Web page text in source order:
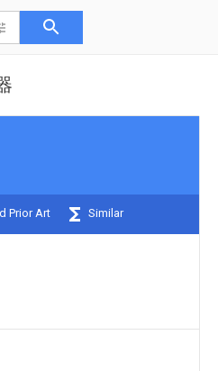
Prior Art Similar